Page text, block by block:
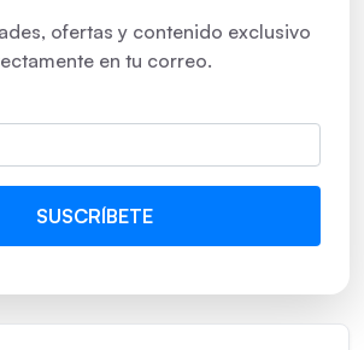
ofertas y contenido exclusivo
en tu correo.